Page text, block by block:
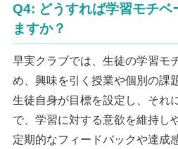
Q4: どうすれば学習モチベ
ますか？
早実クラブでは、生徒の学習モ
め、興味を引く授業や個別の課
生徒自身が目標を設定し、それ
で、学習に対する意欲を維持し
定期的なフィードバックや達成